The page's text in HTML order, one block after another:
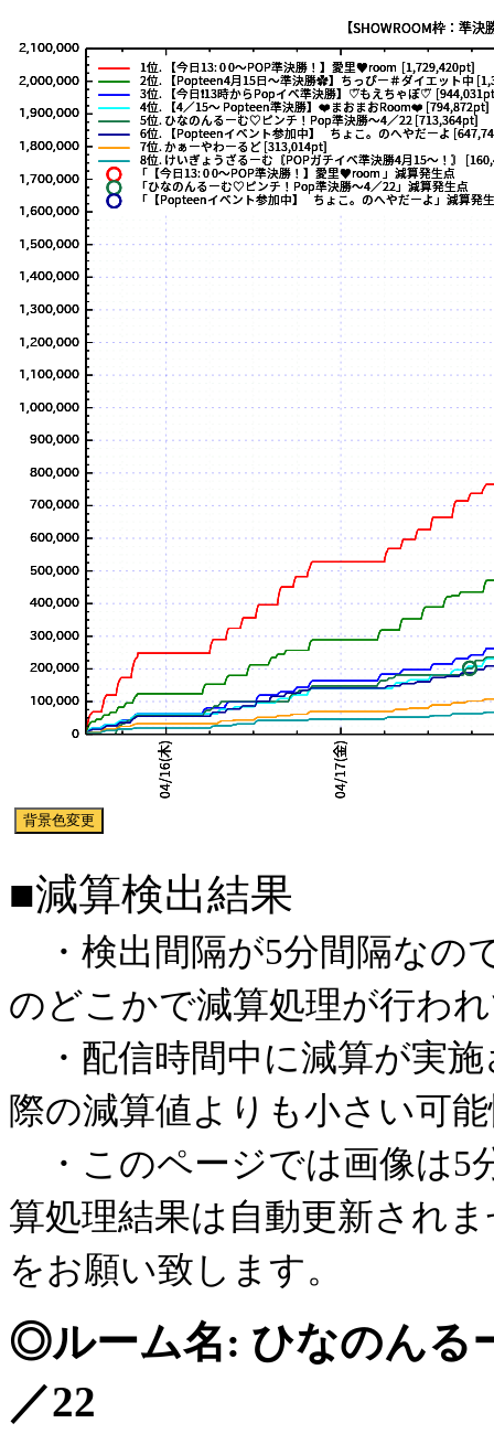
■減算検出結果
・検出間隔が5分間隔なの
のどこかで減算処理が行わ
・配信時間中に減算が実
際の減算値よりも小さい可
・このページでは画像は5
算処理結果は自動更新され
をお願い致します。
◎ルーム名: ひなのんる
／22